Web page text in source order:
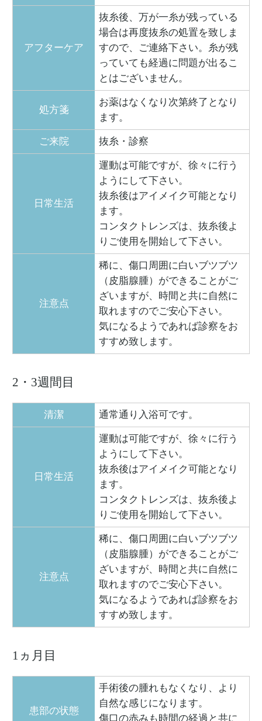
アフターケア
抜糸後、万が一糸が残っている
場合は再度抜糸の処置を致しま
すので、ご連絡下さい。糸が残
っていても経過に問題が出るこ
とはございません。
処方箋
お薬はなくなり次第終了となり
ます。
ご来院 抜糸・診察
日常生活
運動は可能ですが、徐々に行う
ようにして下さい。
抜糸後はアイメイク可能となり
ます。
コンタクトレンズは、抜糸後よ
りご使用を開始して下さい。
注意点
稀に、傷口周囲に白いブツブツ
（皮脂腺腫）ができることがご
ざいますが、時間と共に自然に
取れますのでご安心下さい。
気になるようであれば診察をお
すすめ致します。
2・3週間目
清潔 通常通り入浴可です。
日常生活
運動は可能ですが、徐々に行う
ようにして下さい。
抜糸後はアイメイク可能となり
ます。
コンタクトレンズは、抜糸後よ
りご使用を開始して下さい。
注意点
稀に、傷口周囲に白いブツブツ
（皮脂腺腫）ができることがご
ざいますが、時間と共に自然に
取れますのでご安心下さい。
気になるようであれば診察をお
すすめ致します。
1ヵ月目
患部の状態
手術後の腫れもなくなり、より
自然な感じになります。
傷口の赤みも時間の経過と共に